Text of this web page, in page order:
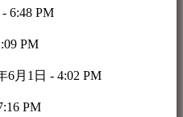
6:48 PM
PM
6月1日 - 4:02 PM
PM